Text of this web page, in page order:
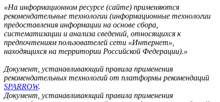
«На информационном ресурсе (сайте) применяются
рекомендательные технологии (информационные технологии
предоставления информации на основе сбора,
систематизации и анализа сведений, относящихся к
предпочтениям пользователей сети «Интернет»,
находящихся на территории Российской Федерации).»
Документ, устанавливающий правила применения
рекомендательных технологий от платформы рекомендаций
SPARROW.
Документ, устанавливающий правила применения